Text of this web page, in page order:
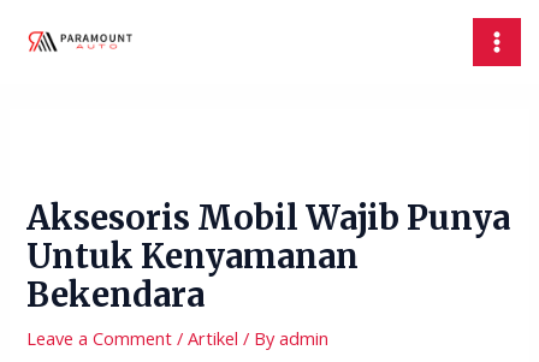
Aksesoris Mobil Wajib Punya
Untuk Kenyamanan
Bekendara
Leave a Comment /Artikel / Byadmin
navigation